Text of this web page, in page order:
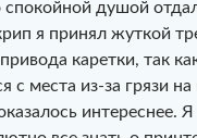
спокойной душой
я принял жуткой
каретки, так
с места из-за грязи
интереснее.